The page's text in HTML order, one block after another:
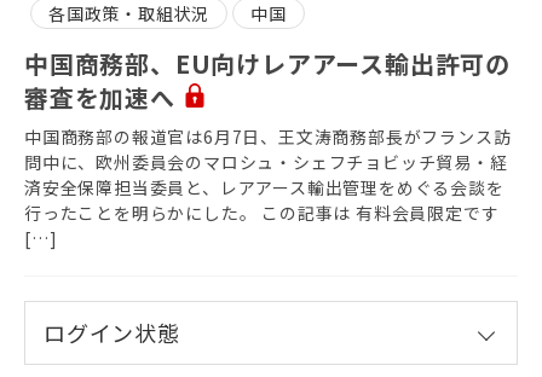
各国政策・取組状況
中国
中国商務部、EU向けレアアース輸出許可の
審査を加速へ
中国商務部の報道官は6月7日、王文涛商務部長がフランス訪
問中に、欧州委員会のマロシュ・シェフチョビッチ貿易・経
済安全保障担当委員と、レアアース輸出管理をめぐる会談を
行ったことを明らかにした。 この記事は 有料会員限定です
[…]
ログイン状態